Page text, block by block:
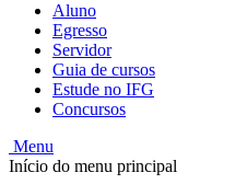
Aluno
Egresso
Servidor
Guia de cursos
Estude no IFG
Concursos
Menu
Início do menu principal